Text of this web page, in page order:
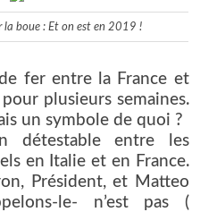
la boue : Et on est en 2019 !
fer entre la France et
plusieurs semaines.
un symbole de quoi ?
détestable entre les
en Italie et en France.
Président, et Matteo
le- n’est pas (